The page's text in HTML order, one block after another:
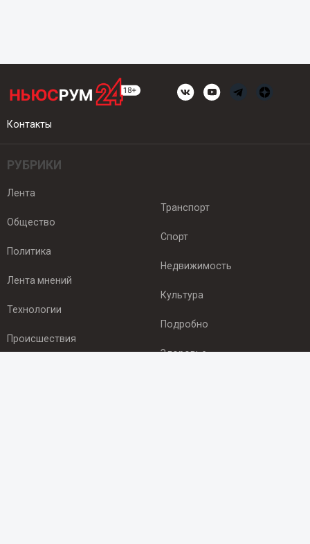
Контакты
РУБРИКИ
Лента
Общество
Политика
Лента мнений
Технологии
Происшествия
Транспорт
Спорт
Недвижимость
Культура
Подробно
Здоровье